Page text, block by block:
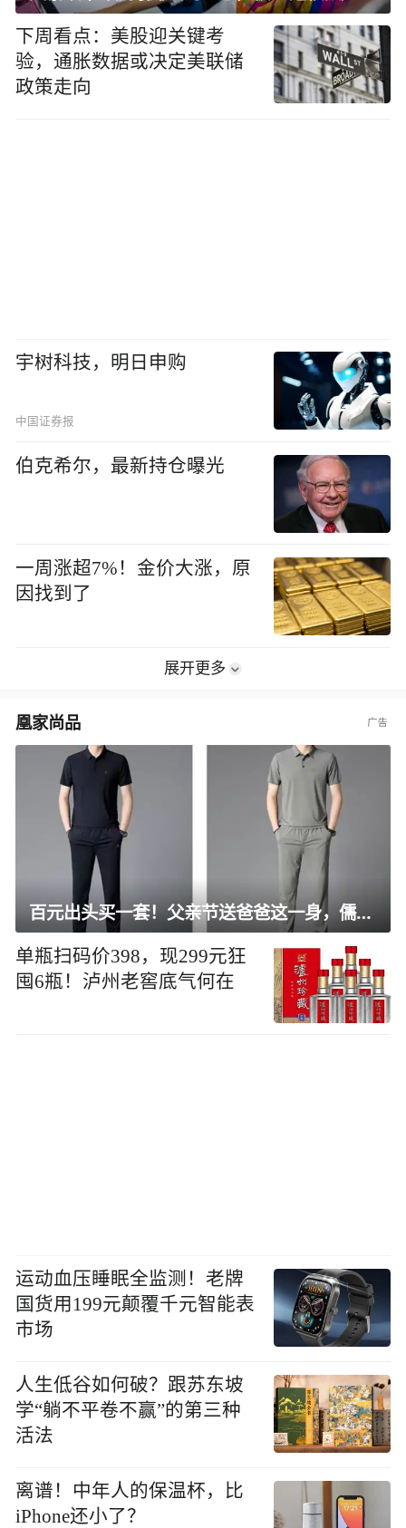
下周看点：美股迎关键考
验，通胀数据或决定美联储
政策走向
宇树科技，明日申购
中国证券报
伯克希尔，最新持仓曝光
一周涨超7%！金价大涨，原
因找到了
展开更多
凰家尚品
百元出头买一套！父亲节送爸爸这一身，儒雅有型还凉爽
单瓶扫码价398，现299元狂
囤6瓶！泸州老窖底气何在
运动血压睡眠全监测！老牌
国货用199元颠覆千元智能表
市场
人生低谷如何破？跟苏东坡
学“躺不平卷不赢”的第三种
活法
离谱！中年人的保温杯，比
iPhone还小了？